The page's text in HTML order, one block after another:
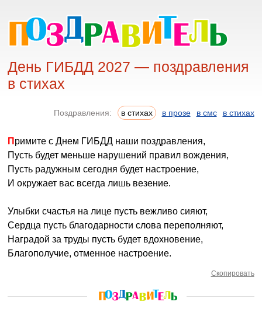
День ГИБДД 2027 — поздравления
в стихах
Поздравления: в стихах в прозе в смс в стихах
Примите с Днем ГИБДД наши поздравления,
Пусть будет меньше нарушений правил вождения,
Пусть радужным сегодня будет настроение,
И окружает вас всегда лишь везение.
Улыбки счастья на лице пусть вежливо сияют,
Сердца пусть благодарности слова переполняют,
Наградой за труды пусть будет вдохновение,
Благополучие, отменное настроение.
Скопировать